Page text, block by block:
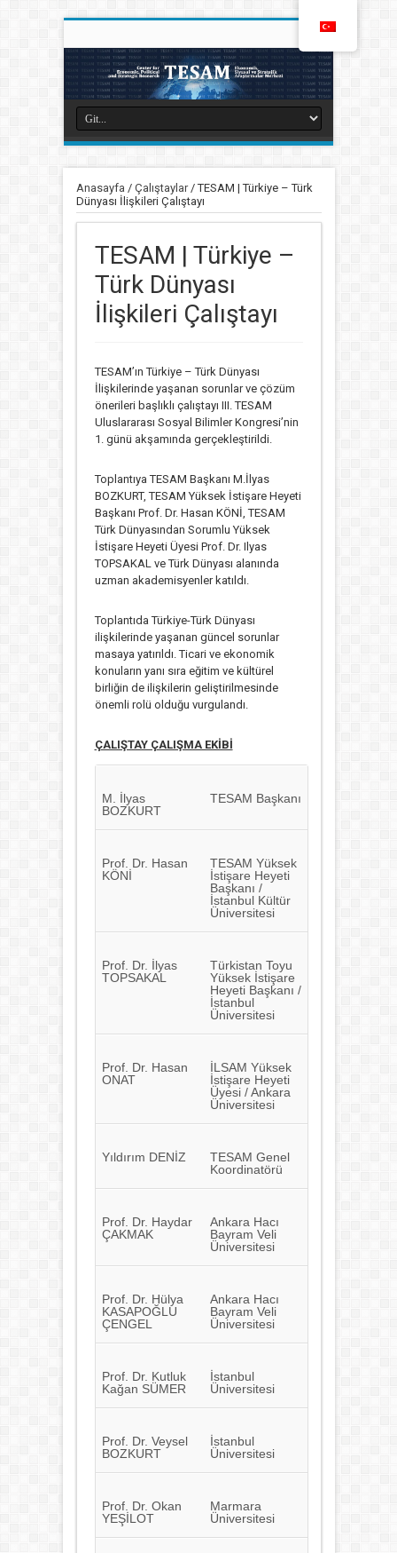
Anasayfa / Çalıştaylar/TESAM | Türkiye – Türk
Dünyası İlişkileri Çalıştayı
TESAM | Türkiye –
Türk Dünyası
İlişkileri Çalıştayı
TESAM’ın Türkiye – Türk Dünyası
İlişkilerinde yaşanan sorunlar ve çözüm
önerileri başlıklı çalıştayı III. TESAM
Uluslararası Sosyal Bilimler Kongresi’nin
1. günü akşamında gerçekleştirildi.
Toplantıya TESAM Başkanı M.İlyas
BOZKURT, TESAM Yüksek İstişare Heyeti
Başkanı Prof. Dr. Hasan KÖNİ, TESAM
Türk Dünyasından Sorumlu Yüksek
İstişare Heyeti Üyesi Prof. Dr. Ilyas
TOPSAKAL ve Türk Dünyası alanında
uzman akademisyenler katıldı.
Toplantıda Türkiye-Türk Dünyası
ilişkilerinde yaşanan güncel sorunlar
masaya yatırıldı. Ticari ve ekonomik
konuların yanı sıra eğitim ve kültürel
birliğin de ilişkilerin geliştirilmesinde
önemli rolü olduğu vurgulandı.
ÇALIŞTAY ÇALIŞMA EKİBİ
M. İlyas
BOZKURT
TESAM Başkanı
Prof. Dr. Hasan
KÖNİ
TESAM Yüksek
İstişare Heyeti
Başkanı /
İstanbul Kültür
Üniversitesi
Prof. Dr. İlyas
TOPSAKAL
Türkistan Toyu
Yüksek İstişare
Heyeti Başkanı /
İstanbul
Üniversitesi
Prof. Dr. Hasan
ONAT
İLSAM Yüksek
İstişare Heyeti
Üyesi / Ankara
Üniversitesi
Yıldırım DENİZ
TESAM Genel
Koordinatörü
Prof. Dr. Haydar
ÇAKMAK
Ankara Hacı
Bayram Veli
Üniversitesi
Prof. Dr. Hülya
KASAPOĞLU
ÇENGEL
Ankara Hacı
Bayram Veli
Üniversitesi
Prof. Dr. Kutluk
Kağan SÜMER
İstanbul
Üniversitesi
Prof. Dr. Veysel
BOZKURT
İstanbul
Üniversitesi
Prof. Dr. Okan
YEŞİLOT
Marmara
Üniversitesi